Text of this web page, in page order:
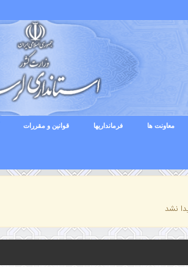
معاونت ها فرمانداریها قوانین و مقررات